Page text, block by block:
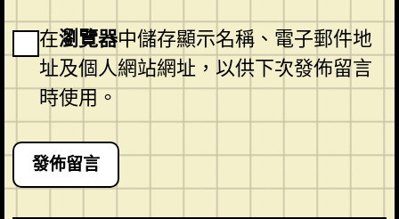
在瀏覽器中儲存顯示名稱、電子郵件地
址及個人網站網址，以供下次發佈留言
時使用。